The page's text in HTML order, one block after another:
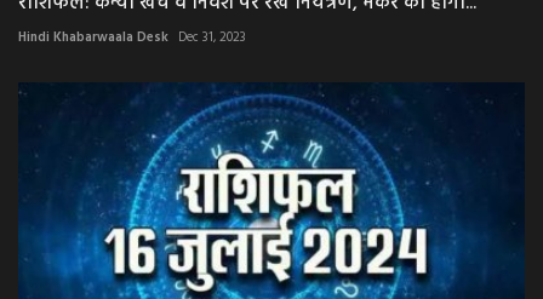
Hindi Khabarwaala Desk Dec 31, 2023